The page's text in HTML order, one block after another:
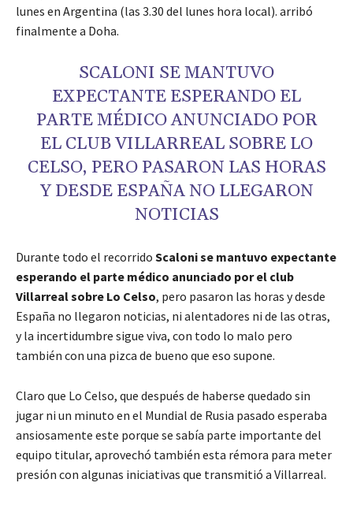
lunes en Argentina (las 3.30 del lunes hora local). arribó
finalmente a Doha.
SCALONI SE MANTUVO
EXPECTANTE ESPERANDO EL
PARTE MÉDICO ANUNCIADO POR
EL CLUB VILLARREAL SOBRE LO
CELSO, PERO PASARON LAS HORAS
Y DESDE ESPAÑA NO LLEGARON
NOTICIAS
Durante todo el recorrido Scaloni se mantuvo expectante
esperando el parte médico anunciado por el club
Villarreal sobre Lo Celso, pero pasaron las horas y desde
España no llegaron noticias, ni alentadores ni de las otras,
y la incertidumbre sigue viva, con todo lo malo pero
también con una pizca de bueno que eso supone.
Claro que Lo Celso, que después de haberse quedado sin
jugar ni un minuto en el Mundial de Rusia pasado esperaba
ansiosamente este porque se sabía parte importante del
equipo titular, aprovechó también esta rémora para meter
presión con algunas iniciativas que transmitió a Villarreal.